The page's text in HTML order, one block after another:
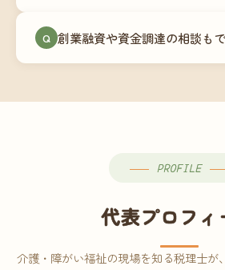
す。人数が増える場合は別途お
（30〜60分）でご事業内容・
→ ③お見積り・ご契約 → ④MF
談から契約まで費用は発生し
Q 創業融資や資金調達の相談も
PROFILE
代表プロフィ
介護・障がい福祉の現場を知る税理士が